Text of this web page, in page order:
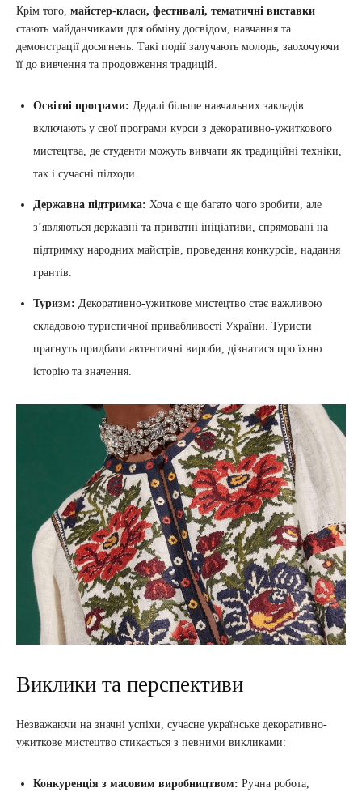
Крім того, майстер-класи, фестивалі, тематичні виставки
стають майданчиками для обміну досвідом, навчання та
демонстрації досягнень. Такі події залучають молодь, заохочуючи
її до вивчення та продовження традицій.
Освітні програми: Дедалі більше навчальних закладів
включають у свої програми курси з декоративно-ужиткового
мистецтва, де студенти можуть вивчати як традиційні техніки,
так і сучасні підходи.
Державна підтримка: Хоча є ще багато чого зробити, але
з’являються державні та приватні ініціативи, спрямовані на
підтримку народних майстрів, проведення конкурсів, надання
грантів.
Туризм: Декоративно-ужиткове мистецтво стає важливою
складовою туристичної привабливості України. Туристи
прагнуть придбати автентичні вироби, дізнатися про їхню
історію та значення.
Виклики та перспективи
Незважаючи на значні успіхи, сучасне українське декоративно-
ужиткове мистецтво стикається з певними викликами:
Конкуренція з масовим виробництвом: Ручна робота,